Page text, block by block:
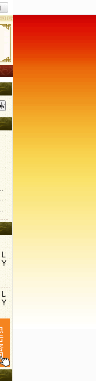
安徽亳州药市2019年03月28日快讯
安徽亳州药市2019年03月28日快讯
河北安国药市2019年03月28日快讯
L
Y
L
Y